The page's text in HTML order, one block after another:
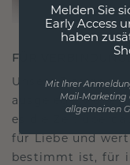
FÜR
Unsere
ausgelegt, wobei
es die Zeit
für Liebe und
bestimmt ist, für
Melden Sie
Early Access
haben
Mit Ihrer
Mail-Marketing
allgemeinen